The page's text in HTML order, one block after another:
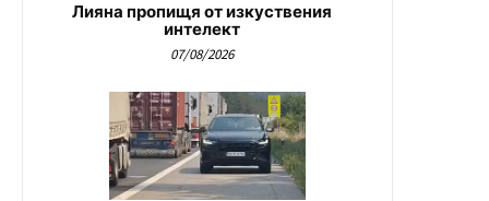
Лияна пропищя от изкуствения
интелект
07/08/2026